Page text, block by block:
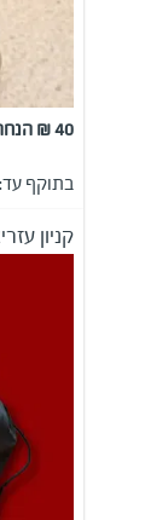
40 ₪ הנחה בקנייה מעל 100 ₪
בתוקף עד: 08.08.26
קניון